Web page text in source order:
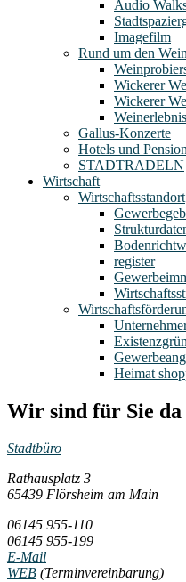
Audio
Imagefilm
Rund um den Wein
Wickerer
Wickerer
Gallus-Konzerte
Hotels und
STADTRADELN
Wirtschaft
Wirtschaftsstandort
register
Heimat
Wir sind für Sie da
Stadtbüro
Rathausplatz 3
65439 Flörsheim am Main
06145 955-110
06145 955-199
E-Mail
WEB (Terminvereinbarung)